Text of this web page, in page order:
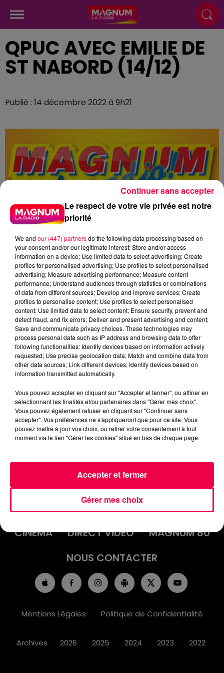
QPUC AVEC EMILIE DE
ST NABORD (14/12)
Publié : 14 décembre 2022 à 9h21
Flash infos
Crédit :Flash infos
INFOS
AGENDA
JEUX
PODCASTS
CINÉMA
DIRECT VIDÉO
MAGNUM 80
NOUS CONTACTER
Mentions Légales Politique de Confidentialité
Archives 2026 2025 2024 2023 2022
Le respect de votre vie privée est notre
priorité
We and our (447) partnersdo the following data processing based on
your consent and/or our legitimate interest: Store and/or access
information on a device; Use limited data to select advertising; Create
profiles for personalised advertising; Use profiles to select personalised
advertising; Measure advertising performance; Measure content
performance; Understand audiences through statistics or combinations
of data from different sources; Develop and improve services; Create
profiles to personalise content; Use profiles to select personalised
content; Use limited data to select content; Ensure security, prevent and
detect fraud, and fix errors; Deliver and present advertising and content;
Save and communicate privacy choices. These technologies may
process personal data such as IP address and browsing data to offer
following functionalities: Identify devices based on information actively
requested; Use precise geolocation data; Match and combine data from
other data sources; Link different devices; Identify devices based on
information transmitted automatically.
Vous pouvez accepter en cliquant sur "Accepter et fermer", ou affiner en
sélectionnant les finalités et/ou partenaires dans "Gérer mes choix".
Vous pouvez également refuser en cliquant sur "Continuer sans
accepter". Vos préférences ne s'appliqueront que pour ce site. Vous
pouvez mettre à jour vos choix, ou retirer votre consentement à tout
moment via le lien "Gérer les cookies" situé en bas de chaque page.
Gérer mes choix
Accepter et fermer
Continuer sans accepter